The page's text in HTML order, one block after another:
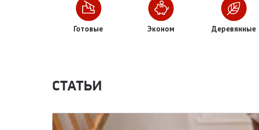
Готовые Эконом Деревянные
СТАТЬИ